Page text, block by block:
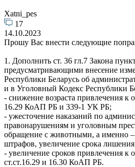
Xatni_pes
17
14.10.2023
Прошу Вас внести следующие
1. Дополнить ст. 36 гл.7 Закона
предусматривающими внесение
Республики Беларусь об
и в Уголовный Кодекс Республики
- снижение возраста привлечения к
16.29 КоАП РБ и 339-1 УК РБ;
- ужесточение наказаний по
правонарушениям и уголовным
обращение с животными, а именно –
штрафов, увеличение срока
- увеличение сроков привлечения к
ст.ст.16.29 и 16.30 КоАП РБ.